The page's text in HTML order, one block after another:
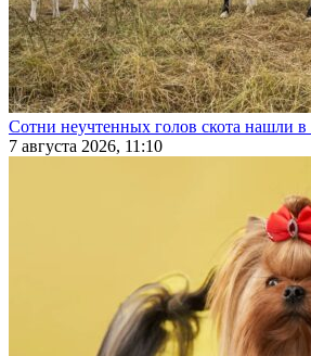
Сотни неучтенных голов скота нашли в
7 августа 2026, 11:10